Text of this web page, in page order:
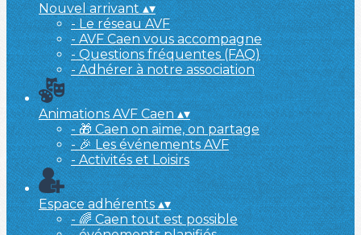
Nouvel arrivant▴▾
- Le réseau AVF
- AVF Caen vous accompagne
- Questions fréquentes (FAQ)
- Adhérer à notre association
Animations AVF Caen▴▾
- 🎁 Caen on aime, on partage
- 🎉 Les événements AVF
- Activités et Loisirs
Espace adhérents▴▾
- 🌈 Caen tout est possible